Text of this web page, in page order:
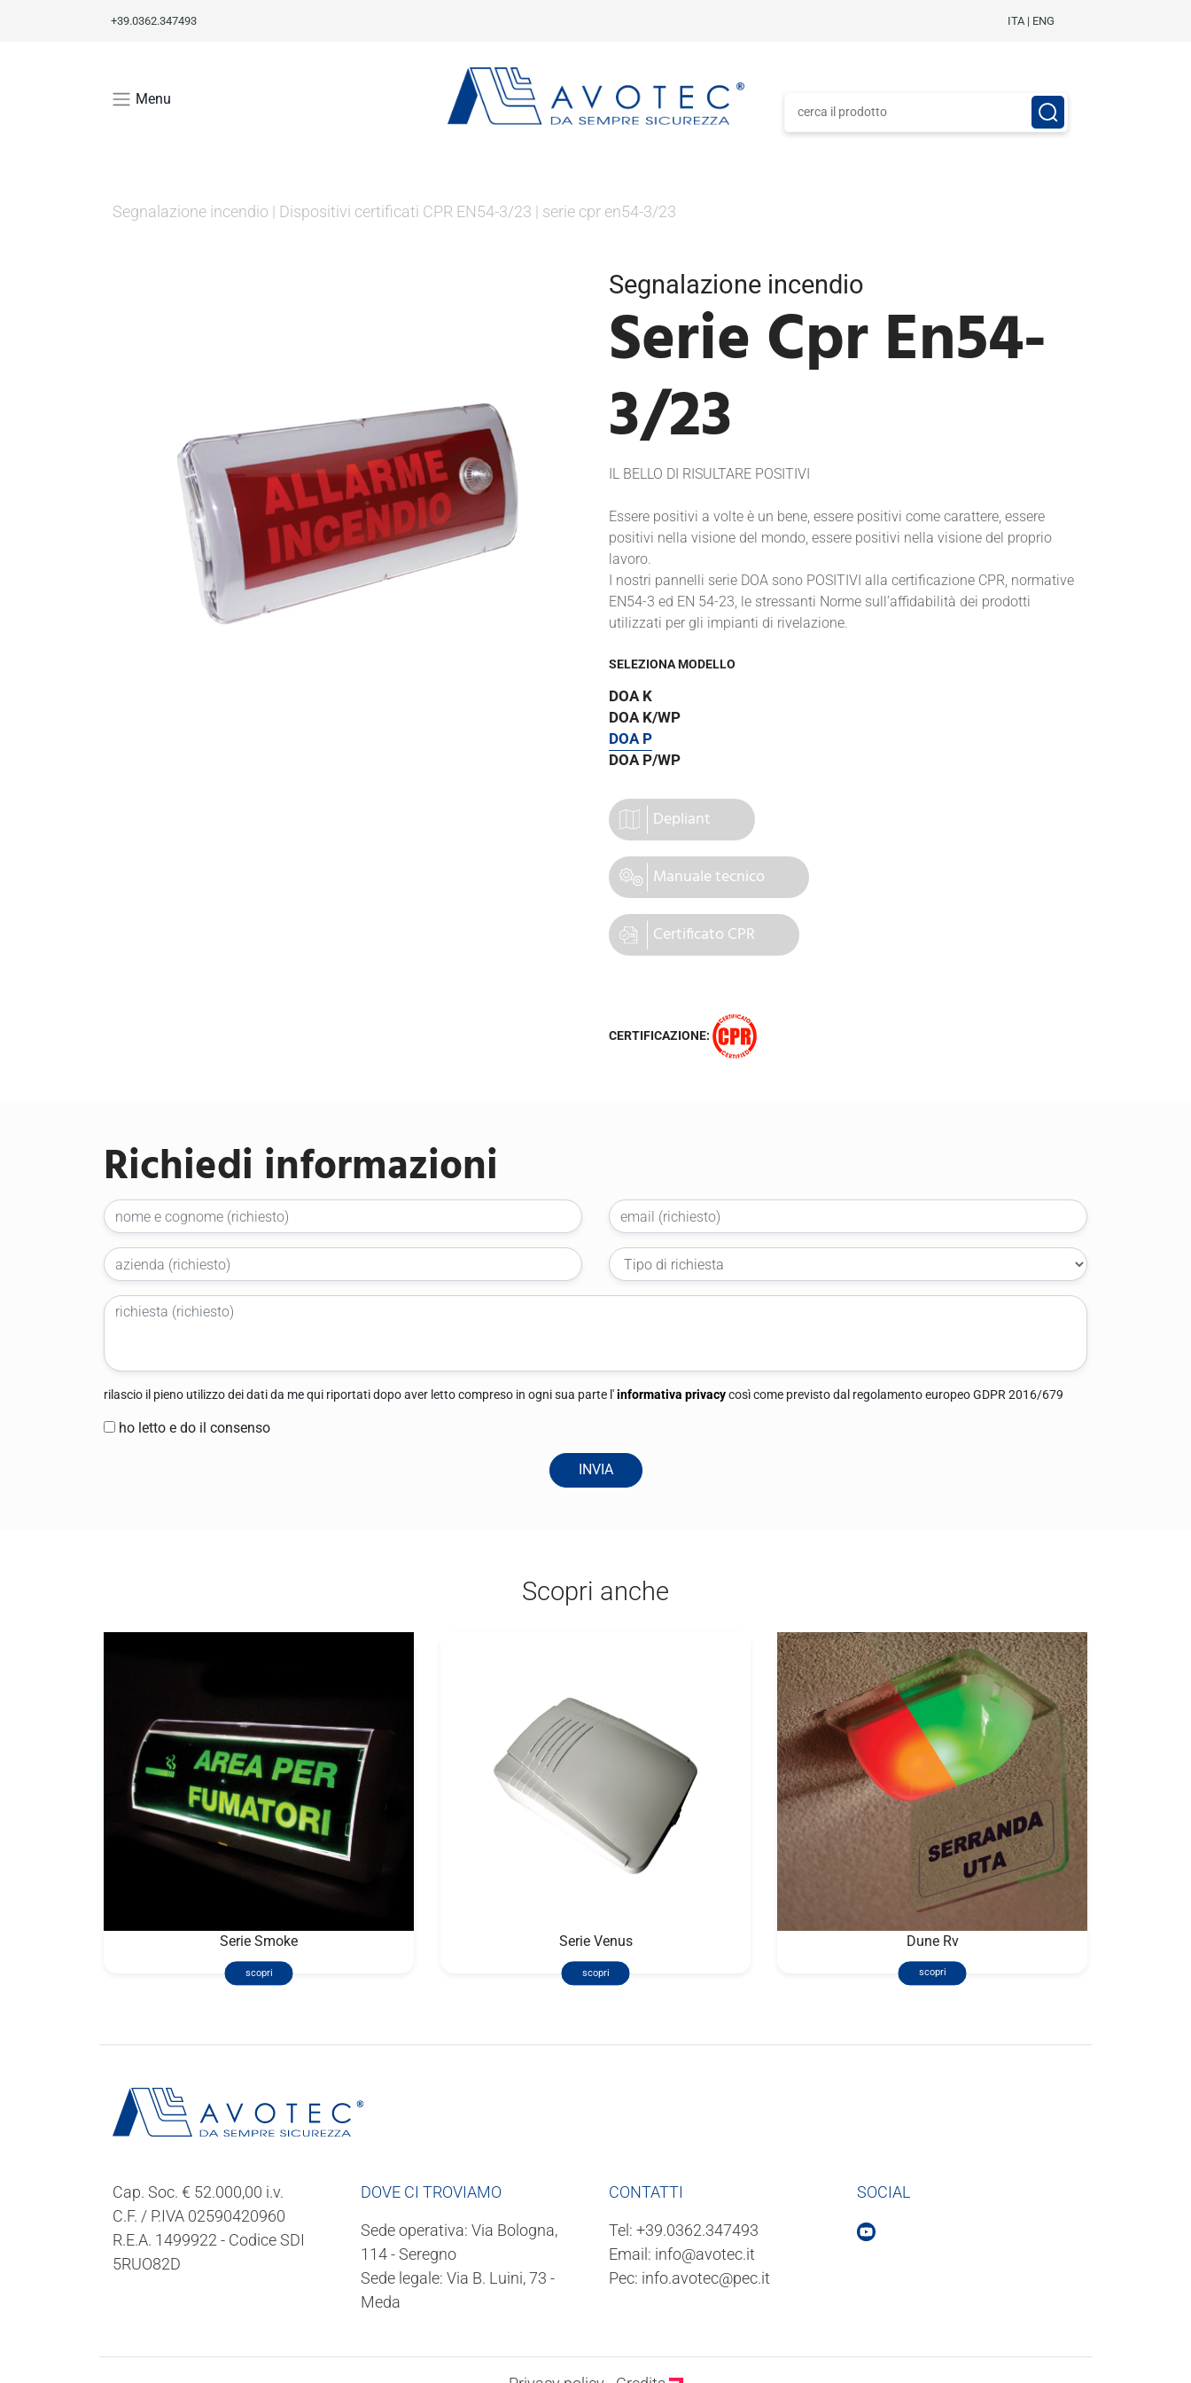
+39.0362.347493 ITA| ENG
Menu
Segnalazione incendio | Dispositivi certificati CPR EN54-3/23 | serie cpr en54-3/23
Segnalazione incendio
Serie Cpr En54-
3/23
IL BELLO DI RISULTARE POSITIVI
Essere positivi a volte è un bene, essere positivi come carattere, essere
positivi nella visione del mondo, essere positivi nella visione del proprio
lavoro.
I nostri pannelli serie DOA sono POSITIVI alla certificazione CPR, normative
EN54-3 ed EN 54-23, le stressanti Norme sull’affidabilità dei prodotti
utilizzati per gli impianti di rivelazione.
SELEZIONA MODELLO
DOA K
DOA K/WP
DOA P
DOA P/WP
Depliant
Manuale tecnico
Certificato CPR
CERTIFICAZIONE:
Richiedi informazioni
rilascio il pieno utilizzo dei dati da me qui riportati dopo aver letto compreso in ogni sua parte l'informativa privacycosì come previsto dal regolamento europeo GDPR 2016/679
ho letto e do il consenso
INVIA
Scopri anche
Serie Smoke
scopri
Serie Venus
scopri
Dune Rv
scopri
Cap. Soc. € 52.000,00 i.v.
C.F. / P.IVA 02590420960
R.E.A. 1499922 - Codice SDI
5RUO82D
DOVE CI TROVIAMO
Sede operativa: Via Bologna,
114 - Seregno
Sede legale: Via B. Luini, 73 -
Meda
CONTATTI
Tel: +39.0362.347493
Email: info@avotec.it
Pec: info.avotec@pec.it
SOCIAL